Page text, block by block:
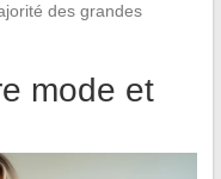
des grandes
mode et